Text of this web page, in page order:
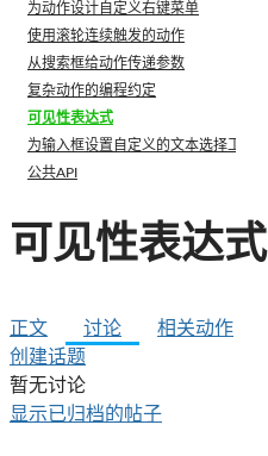
为动作设计自定义右键菜单
使用滚轮连续触发的动作
从搜索框给动作传递参数
复杂动作的编程约定
可见性表达式
为输入框设置自定义的文本选择工具
公共API
可见性表达式
正文 讨论
相关动作
创建话题
暂无讨论
显示已归档的帖子